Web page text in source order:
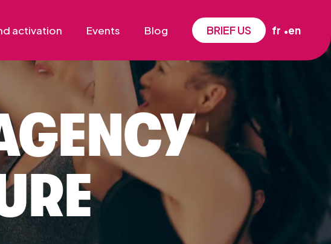
activation Events Blog BRIEF US fr en